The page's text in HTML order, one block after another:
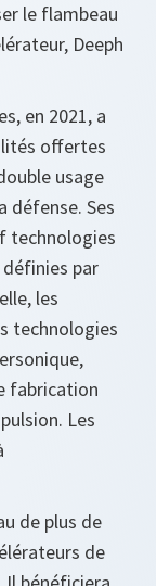
le flambeau
Deeph
en 2021, a
offertes
usage
défense. Ses
technologies
par
les
technologies
fabrication
Les
de plus de
de